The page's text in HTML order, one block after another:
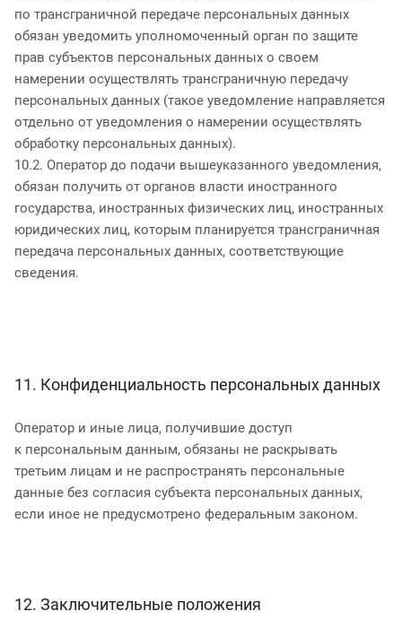
по трансграничной передаче персональных данных
обязан уведомить уполномоченный орган по защите
прав субъектов персональных данных о своем
намерении осуществлять трансграничную передачу
персональных данных (такое уведомление направляется
отдельно от уведомления о намерении осуществлять
обработку персональных данных).
10.2. Оператор до подачи вышеуказанного уведомления,
обязан получить от органов власти иностранного
государства, иностранных физических лиц, иностранных
юридических лиц, которым планируется трансграничная
передача персональных данных, соответствующие
сведения.
11. Конфиденциальность персональных данных
Оператор и иные лица, получившие доступ
к персональным данным, обязаны не раскрывать
третьим лицам и не распространять персональные
данные без согласия субъекта персональных данных,
если иное не предусмотрено федеральным законом.
12. Заключительные положения